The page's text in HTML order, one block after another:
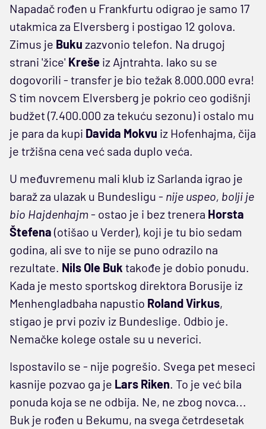
Napadač rođen u Frankfurtu odigrao je samo 17
utakmica za Elversberg i postigao 12 golova.
Zimus je Buku zazvonio telefon. Na drugoj
strani 'žice' Kreše iz Ajntrahta. lako su se
dogovorili - transfer je bio težak 8.000.000 evra!
S tim novcem Elversberg je pokrio ceo godišnji
budžet (7.400.000 za tekuću sezonu) i ostalo mu
je para da kupi Davida Mokvu iz Hofenhajma, čija
je tržišna cena već sada duplo veća.
U međuvremenu mali klub iz Sarlanda igrao je
baraž za ulazak u Bundesligu - nije uspeo, bolji je
bio Hajdenhajm - ostao je i bez trenera Horsta
Štefena (otišao u Verder), koji je tu bio sedam
godina, ali sve to nije se puno odrazilo na
rezultate. Nils Ole Buk takođe je dobio ponudu.
Kada je mesto sportskog direktora Borusije iz
Menhengladbaha napustio Roland Virkus,
stigao je prvi poziv iz Bundeslige. Odbio je.
Nemačke kolege ostale su u neverici.
Ispostavilo se - nije pogrešio. Svega pet meseci
kasnije pozvao ga je Lars Riken. To je već bila
ponuda koja se ne odbija. Ne, ne zbog novca...
Buk je rođen u Bekumu, na svega četrdesetak